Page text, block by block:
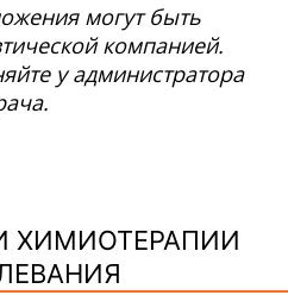
могут быть
компанией.
у администратора
ХИМИОТЕРАПИИ